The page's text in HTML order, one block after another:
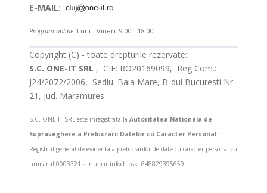
E-MAIL:
Program online: Luni - Vineri: 9:00 - 18:00
Copyright (C) - toate drepturile rezervate:
S.C. ONE-IT SRL , CIF: RO20169099, Reg Com.:
J24/2072/2006, Sediu: Baia Mare, B-dul Bucuresti Nr
21, jud. Maramures.
S.C. ONE-IT SRL este inregistrata la Autoritatea Nationala de
Supraveghere a Prelucrarii Datelor cu Caracter Personal in
Registrul general de evidenta a prelucrarilor de date cu caracter personal cu
numarul 0003321 si numar infochiosk: 848829395659